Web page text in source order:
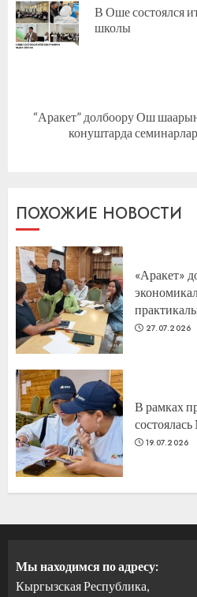
В Оше состоялся
школы
Следующая
“Аракет” долбоору Ош
конуштарда
ПОХОЖИЕ НОВОСТИ
«Аракет»
27.07.2026
В рамках
19.07.2026
Мы находимся по адресу:
Кыргызская Республика,